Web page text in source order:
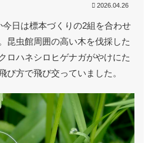
2026.04.26
日は標本づくりの2組を合わせ
昆虫館周囲の高い木を伐採した
ロハネシロヒゲナガがやけにた
び方で飛び交っていました。